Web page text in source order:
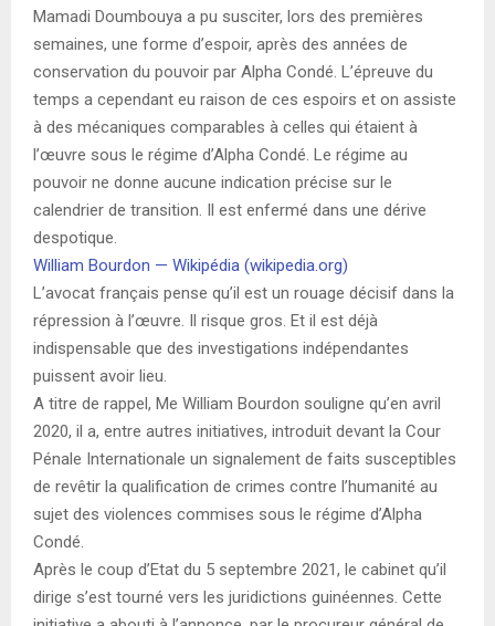
Mamadi Doumbouya a pu susciter, lors des premières
semaines, une forme d’espoir, après des années de
conservation du pouvoir par Alpha Condé. L’épreuve du
temps a cependant eu raison de ces espoirs et on assiste
à des mécaniques comparables à celles qui étaient à
l’œuvre sous le régime d’Alpha Condé. Le régime au
pouvoir ne donne aucune indication précise sur le
calendrier de transition. Il est enfermé dans une dérive
despotique.
William Bourdon — Wikipédia (wikipedia.org)
L’avocat français pense qu’il est un rouage décisif dans la
répression à l’œuvre. Il risque gros. Et il est déjà
indispensable que des investigations indépendantes
puissent avoir lieu.
A titre de rappel, Me William Bourdon souligne qu’en avril
2020, il a, entre autres initiatives, introduit devant la Cour
Pénale Internationale un signalement de faits susceptibles
de revêtir la qualification de crimes contre l’humanité au
sujet des violences commises sous le régime d’Alpha
Condé.
Après le coup d’Etat du 5 septembre 2021, le cabinet qu’il
dirige s’est tourné vers les juridictions guinéennes. Cette